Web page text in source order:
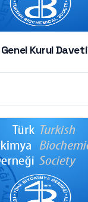
Kurul Daveti